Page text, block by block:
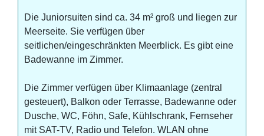
Die Juniorsuiten sind ca. 34 m² groß und liegen zur
Meerseite. Sie verfügen über
seitlichen/eingeschränkten Meerblick. Es gibt eine
Badewanne im Zimmer.
Die Zimmer verfügen über Klimaanlage (zentral
gesteuert), Balkon oder Terrasse, Badewanne oder
Dusche, WC, Föhn, Safe, Kühlschrank, Fernseher
mit SAT-TV, Radio und Telefon. WLAN ohne